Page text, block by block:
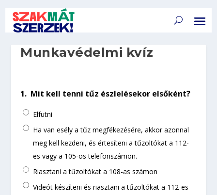
Munkavédelmi kvíz
1. Mit kell tenni tűz észlelésekor elsőként?
Elfutni
Ha van esély a tűz megfékezésére, akkor azonnal
meg kell kezdeni, és értesíteni a tűzoltókat a 112-
es vagy a 105-ös telefonszámon.
Riasztani a tűzoltókat a 108-as számon
Videót készíteni és riasztani a tűzoltókat a 112-es